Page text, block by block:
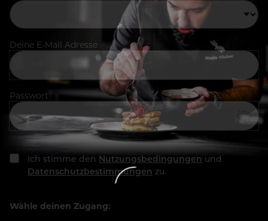
Deine E-Mail Adresse
Passwort
Ich stimme den Nutzungsbedingungen und
Datenschutzbestimmungen zu.
Wähle deinen Zugang: